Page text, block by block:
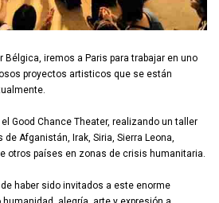
Bélgica, iremos a Paris para trabajar en uno
proyectos artisticos que se están
Good Chance Theater, realizando un taller
Afganistán, Irak, Siria, Sierra Leona,
otros países en zonas de crisis humanitaria.
haber sido invitados a este enorme